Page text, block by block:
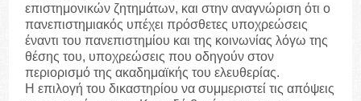
επιστημονικών ζητημάτων, και στην αναγνώριση ότι ο
πανεπιστημιακός υπέχει πρόσθετες υποχρεώσεις
έναντι του πανεπιστημίου και της κοινωνίας λόγω της
θέσης του, υποχρεώσεις που οδηγούν στον
περιορισμό της ακαδημαϊκής του ελευθερίας.
Η επιλογή του δικαστηρίου να συμμεριστεί τις απόψεις